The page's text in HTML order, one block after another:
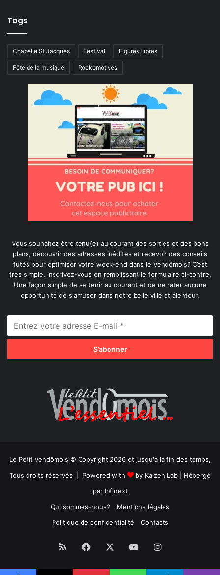
Tags
Chapelle St Jacques Festival Figures Libres
Fête de la musique Rockomotives
Vous souhaitez être tenu(e) au courant des sorties et des bons
plans, découvrir des adresses inédites et recevoir des conseils
futés pour optimiser votre week-end dans le Vendômois? C’est
très simple, inscrivez-vous en remplissant le formulaire ci-contre.
Une façon simple de se tenir au courant et de ne rater aucune
opportunité de s'amuser dans notre belle ville et alentour.
Le Petit vendômois © Copyright 2026 et jusqu'à la fin des temps,
Tous droits réservés | Powered with
by Kaizen Lab | Hébergé
par Infinext
Qui sommes-nous?
Mentions légales
Politique de confidentialité
Contacts
RSS Facebook YouTubeInstagram